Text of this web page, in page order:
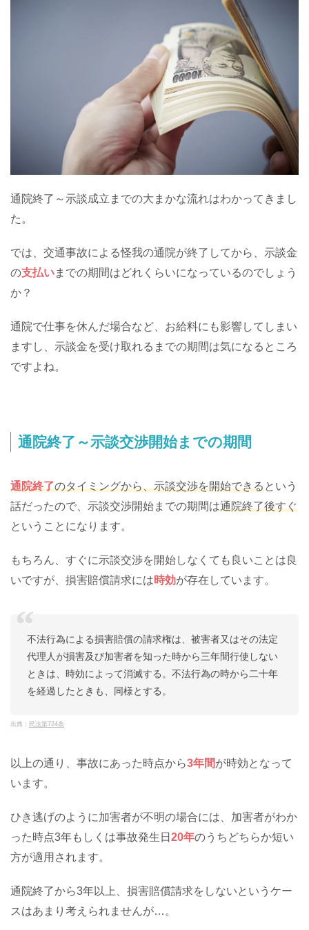
通院終了～示談成立までの大まかな流れはわかってきまし
た。
では、交通事故による怪我の通院が終了してから、示談金
の支払いまでの期間はどれくらいになっているのでしょう
か？
通院で仕事を休んだ場合など、お給料にも影響してしまい
ますし、示談金を受け取れるまでの期間は気になるところ
ですよね。
通院終了～示談交渉開始までの期間
通院終了のタイミングから、示談交渉を開始できるという
話だったので、示談交渉開始までの期間は通院終了後すぐ
ということになります。
もちろん、すぐに示談交渉を開始しなくても良いことは良
いですが、損害賠償請求には時効が存在しています。
不法行為による損害賠償の請求権は、被害者又はその法定
代理人が損害及び加害者を知った時から三年間行使しない
ときは、時効によって消滅する。不法行為の時から二十年
を経過したときも、同様とする。
出典： 民法第724条
以上の通り、事故にあった時点から3年間が時効となって
います。
ひき逃げのように加害者が不明の場合には、加害者がわか
った時点3年もしくは事故発生日 20年のうちどちらか短い
方が適用されます。
通院終了から3年以上、損害賠償請求をしないというケー
スはあまり考えられませんが…。